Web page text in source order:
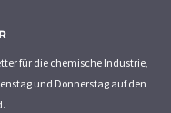
für die chemische Industrie,
und Donnerstag auf den